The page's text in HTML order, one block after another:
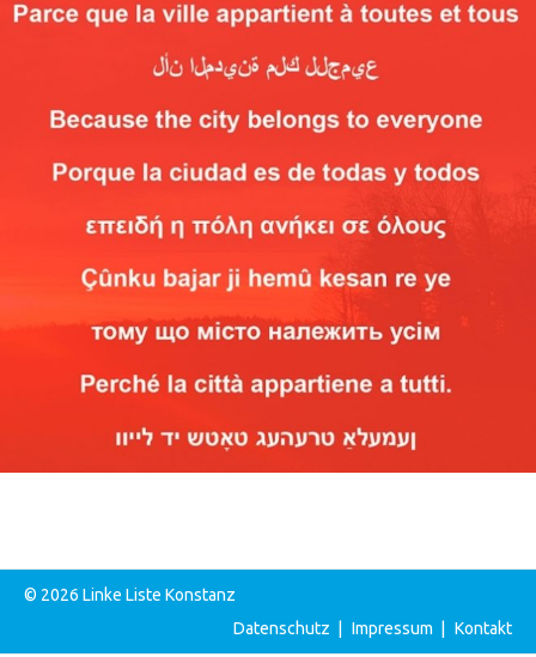
© 2026 Linke Liste Konstanz
Datenschutz | Impressum | Kontakt